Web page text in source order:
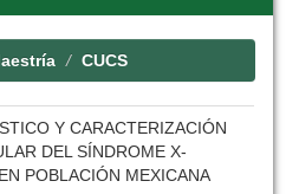
CUCS
Y CARACTERIZACIÓN
DEL SÍNDROME X-
POBLACIÓN MEXICANA